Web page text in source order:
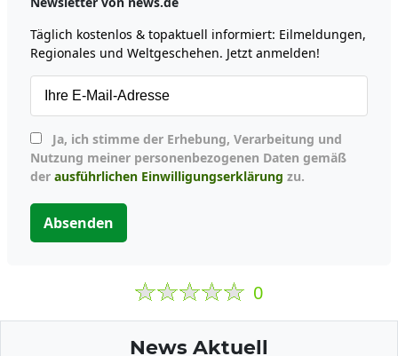
Täglich kostenlos & topaktuell informiert: Eilmeldungen,
Regionales und Weltgeschehen. Jetzt anmelden!
Nutzung meiner personenbezogenen Daten gemäß
der ausführlichen Einwilligungserklärung zu.
Absenden
0
News Aktuell